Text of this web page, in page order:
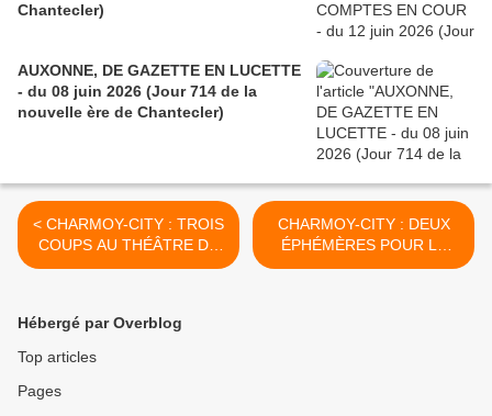
Chantecler)
AUXONNE, DE GAZETTE EN LUCETTE
- du 08 juin 2026 (Jour 714 de la
nouvelle ère de Chantecler)
< CHARMOY-CITY : TROIS
COUPS AU THÉÂTRE DU
TRIBUNAL - du 26 AVRIL
CHARMOY-CITY : DEUX
ÉPHÉMÈRES POUR LA
RUE THIERS - du 29 AVRIL
Hébergé par Overblog
Top articles
Pages